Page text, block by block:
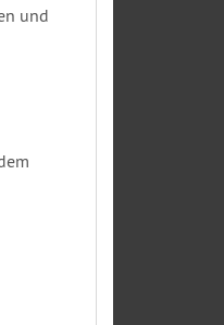
und